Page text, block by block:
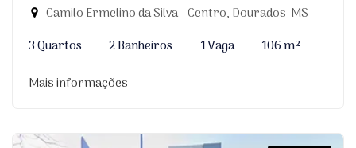
Camilo Ermelino da Silva - Centro, Dourados-MS
3 Quartos
2 Banheiros 1 Vaga
106 m²
Mais informações